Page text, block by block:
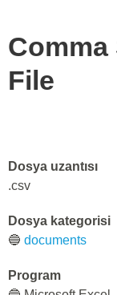
Comma
File
Dosya uzantısı
.csv
Dosya kategorisi
🔵 documents
Program